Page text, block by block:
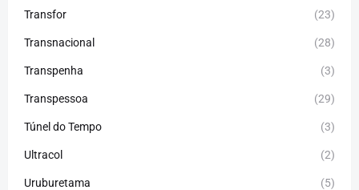
Transfor (23)
Transnacional (28)
Transpenha (3)
Transpessoa (29)
Túnel do Tempo (3)
Ultracol (2)
Uruburetama (5)